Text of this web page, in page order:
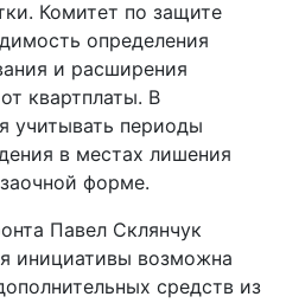
Комитет по защите
определения
и расширения
квартплаты. В
учитывать периоды
в местах лишения
форме.
Павел Склянчук
инициативы возможна
средств из